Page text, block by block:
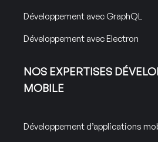
Développement avec GraphQL
Développement avec Electron
NOS EXPERTISES
MOBILE
Développement d’applications